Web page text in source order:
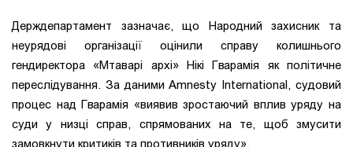
Держдепартамент зазначає, що Народний захисник та
неурядові організації оцінили справу колишнього
гендиректора «Мтаварі архі» Нікі Гварамія як політичне
переслідування. За даними Amnesty International, судовий
процес над Гварамія «виявив зростаючий вплив уряду на
суди у низці справ, спрямованих на те, щоб змусити
замовкнути критиків та противників уряду».